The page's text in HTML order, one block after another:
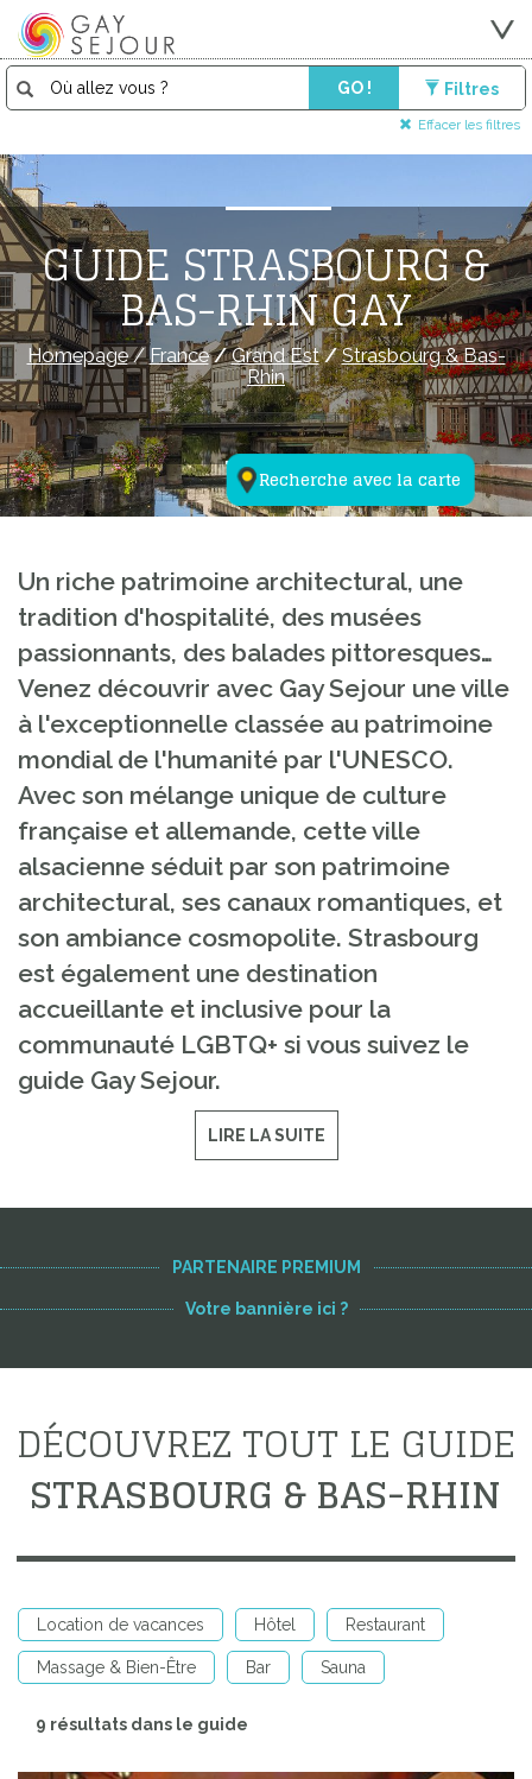
GO ! Filtres
Effacer les filtres
Recherche avec la carte
GUIDE STRASBOURG &
BAS-RHIN GAY
Homepage/France/Grand Est/Strasbourg & Bas-
Rhin
Un riche patrimoine architectural, une
tradition d'hospitalité, des musées
passionnants, des balades pittoresques…
Venez découvrir avec Gay Sejour une ville
à l'exceptionnelle classée au patrimoine
mondial de l'humanité par l'UNESCO.
Avec son mélange unique de culture
française et allemande, cette ville
alsacienne séduit par son patrimoine
architectural, ses canaux romantiques, et
son ambiance cosmopolite. Strasbourg
est également une destination
accueillante et inclusive pour la
communauté LGBTQ+ si vous suivez le
guide Gay Sejour.
LIRE LA SUITE
PARTENAIRE PREMIUM
Votre bannière ici ?
DÉCOUVREZ TOUT LE GUIDE
STRASBOURG & BAS-RHIN
Location de vacances Hôtel Restaurant
Massage & Bien-Être Bar Sauna
9 résultats dans le guide